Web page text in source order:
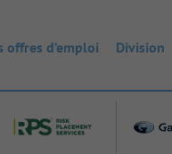
offres d’emploi Division